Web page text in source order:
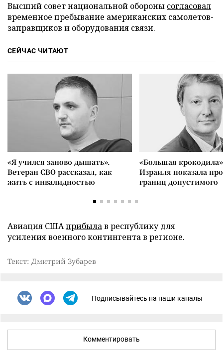
Высший совет национальной обороны согласовал
временное пребывание американских самолетов-
заправщиков и оборудования связи.
СЕЙЧАС ЧИТАЮТ
«Я учился заново дышать».
Ветеран СВО рассказал, как
жить с инвалидностью
«Большая
Израиля показала
границ допустимого
Авиация СШАприбылав республику для
усиления военного контингента в регионе.
Текст: Дмитрий Зубарев
Подписывайтесь на наши каналы
Комментировать